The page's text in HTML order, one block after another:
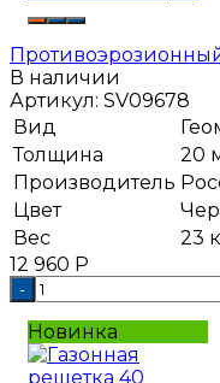
В наличии
Артикул: SV09678
Вид
Толщина
20
Производитель
Цвет
Вес
23
12 960 Р
-
Новинка